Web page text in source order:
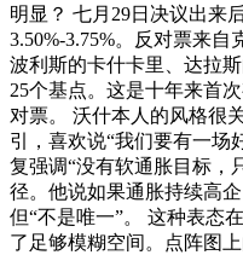
明显？ 七月29日决议出来
3.50%-3.75%。反对票来
波利斯的卡什卡里、达拉
25个基点。这是十年来首
对票。 沃什本人的风格很
引，喜欢说“我们要有一场
复强调“没有软通胀目标，
径。他说如果通胀持续高
但“不是唯一”。 这种表态
了足够模糊空间。点阵图